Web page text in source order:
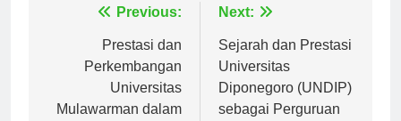
NavigasiPrevious:
Prestasi dan
Perkembangan
Universitas
Mulawarman dalam
Next:
Sejarah dan Prestasi
Universitas
Diponegoro (UNDIP)
sebagai Perguruan